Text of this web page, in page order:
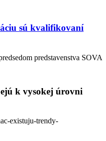
sú kvalifikovaní
predstavenstva SOVA
k vysokej úrovni
existuju-trendy-